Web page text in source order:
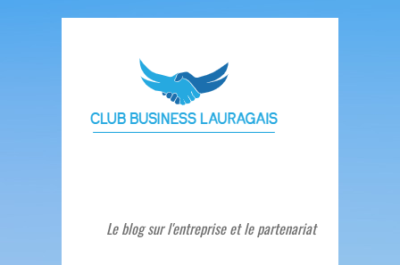
Le blog sur l'entreprise et le partenariat